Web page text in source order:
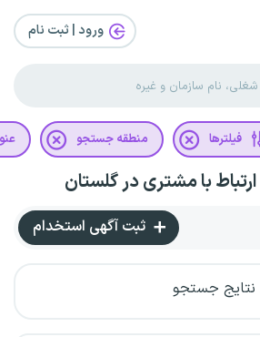
ورود | ثبت‌ نام
فیلترها منطقه جستجو
با مشتری در گلستان
ثبت آگهی استخدام
نتایج جستجو